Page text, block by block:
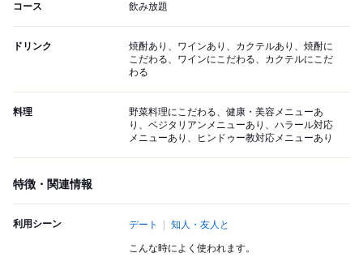
コース 飲み放題
ドリンク
焼酎あり、ワインあり、カクテルあり、焼酎に
こだわる、ワインにこだわる、カクテルにこだ
わる
料理
野菜料理にこだわる、健康・美容メニューあ
り、ベジタリアンメニューあり、ハラール対応
メニューあり、ヒンドゥー教対応メニューあり
特徴・関連情報
利用シーン デート 知人・友人と
こんな時によく使われます。